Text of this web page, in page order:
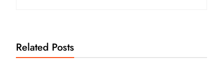
Related Posts